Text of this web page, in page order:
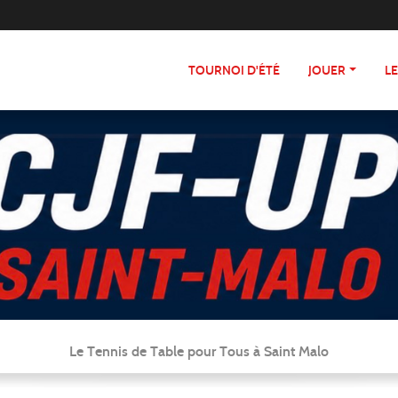
TOURNOI D'ÉTÉ JOUER
Le Tennis de Table pour Tous à Saint Malo